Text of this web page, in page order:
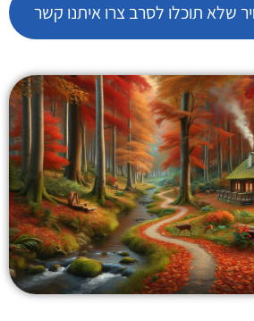
שלא תוכלו לסרב צרו איתנו קשר